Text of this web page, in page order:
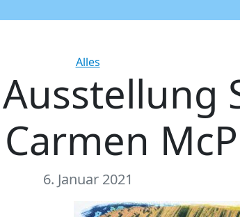
Categories
Alles
6. Januar 2021